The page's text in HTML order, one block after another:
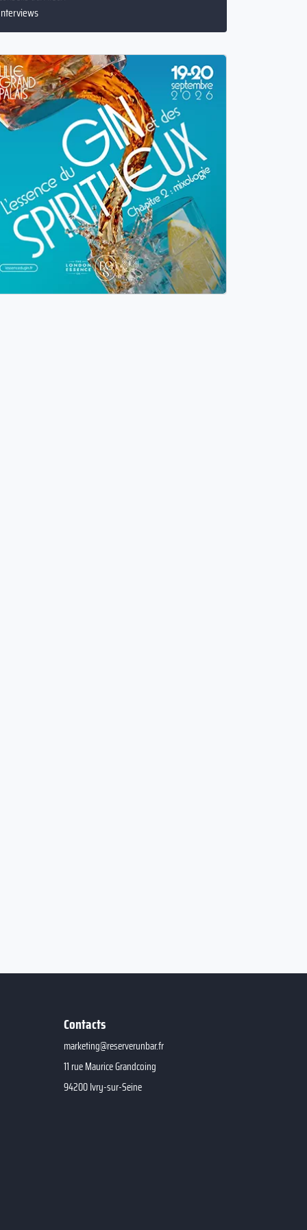
aux lieux
Contacts
marketing@reserverunbar.fr
11 rue Maurice Grandcoing
94200 Ivry-sur-Seine